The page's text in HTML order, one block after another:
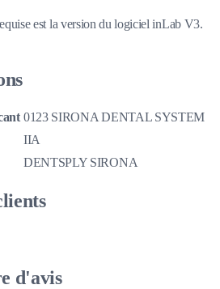
est la version du logiciel inLab V3.
0123 SIRONA DENTAL SYSTEM
IIA
DENTSPLY SIRONA
d'avis